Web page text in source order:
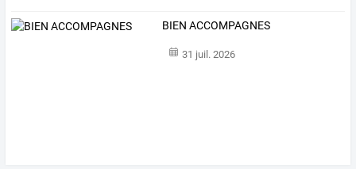
BIEN ACCOMPAGNES
31 juil. 2026